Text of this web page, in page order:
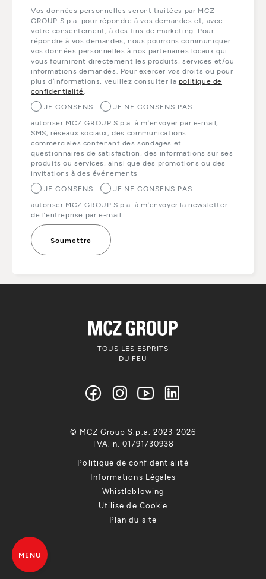
Vos données personnelles seront traitées par MCZ
GROUP S.p.a. pour répondre à vos demandes et, avec
votre consentement, à des fins de marketing. Pour
répondre à vos demandes, nous pourrons communiquer
vos données personnelles à nos partenaires locaux qui
vous fourniront directement les produits, services et/ou
informations demandés. Pour exercer vos droits ou pour
plus d’informations, veuillez consulter la politique de
confidentialité
JE CONSENS
JE NE CONSENS PAS
autoriser MCZ GROUP S.p.a. à m’envoyer par e-mail,
SMS, réseaux sociaux, des communications
commerciales contenant des sondages et
questionnaires de satisfaction, des informations sur ses
produits ou services, ainsi que des promotions ou des
invitations à des événements
JE CONSENS
JE NE CONSENS PAS
autoriser MCZ GROUP S.p.a. à m’envoyer la newsletter
de l’entreprise par e-mail
TOUS LES ESPRITS
DU FEU
Politique de confidentialité
Informations Légales
Whistleblowing
Utilise de Cookie
Plan du site
© MCZ Group S.p.a. 2023-2026
TVA. n. 01791730938
MENU